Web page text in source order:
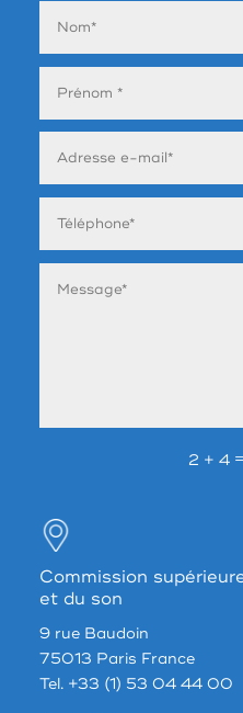
2 + 4 =
Commission
et du son
9 rue Baudoin
75013 Paris France
Tel. +33 (1) 53 04 44 00